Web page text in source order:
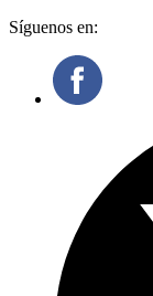
Síguenos en: